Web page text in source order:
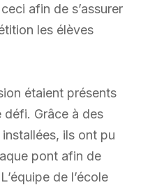
afin de s’assurer
les élèves
étaient présents
défi. Grâce à des
ils ont pu
pont afin de
de l’école